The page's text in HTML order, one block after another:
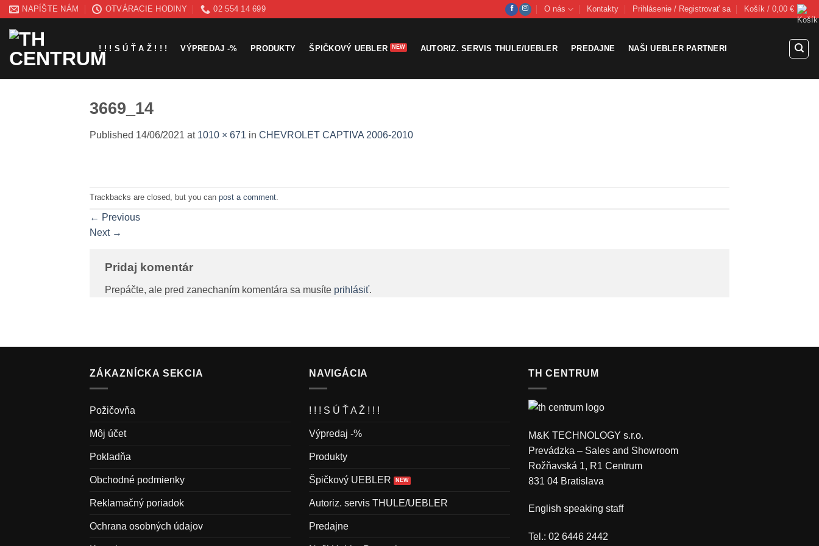
Skip
content
NAPÍŠTE NÁM OTVÁRACIE HODINY 02 554 14 699 O nás Kontakty Prihlásenie / Registrovať sa Košík / 0,00 €
! ! ! S Ú Ť A Ž ! ! ! VÝPREDAJ -% PRODUKTY ŠPIČKOVÝ UEBLER AUTORIZ. SERVIS THULE/UEBLER PREDAJNE NAŠI UEBLER PARTNERI
3669_14
Published 14/06/2021 at 1010 × 671 in CHEVROLET CAPTIVA 2006-2010
Trackbacks are closed, but you can post a comment
← Previous
Next →
Pridaj komentár
Prepáčte, ale pred zanechaním komentára sa musíte prihlásiť.
ZÁKAZNÍCKA SEKCIA
Požičovňa
Môj účet
Pokladňa
Obchodné podmienky
Reklamačný poriadok
Ochrana osobných údajov
NAVIGÁCIA
! ! ! S Ú Ť A Ž ! ! !
Výpredaj -%
Produkty
Špičkový UEBLER
Autoriz. servis THULE/UEBLER
Predajne
TH CENTRUM
M&K TECHNOLOGY s.r.o.
Prevádzka – Sales and Showroom
Rožňavská 1, R1 Centrum
831 04 Bratislava
English speaking staff
Tel.: 02 6446 2442